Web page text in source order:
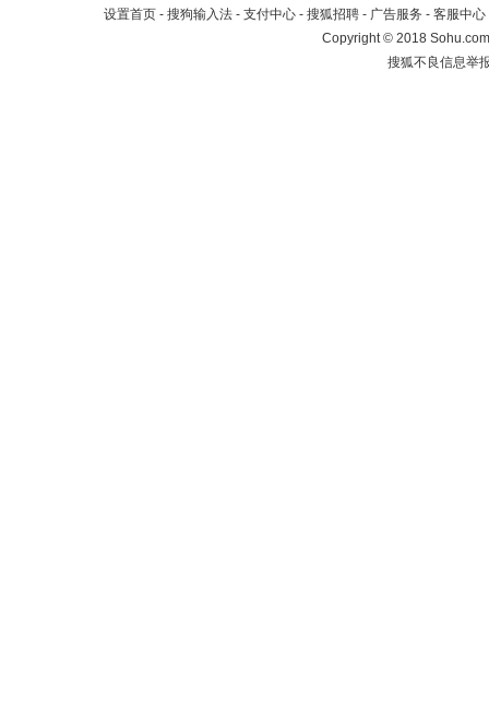
设置首页 - 搜狗输入法 - 支付中心 - 搜狐招聘 - 广告服务 - 客服中心
Copyright©2018
搜狐不良信息举